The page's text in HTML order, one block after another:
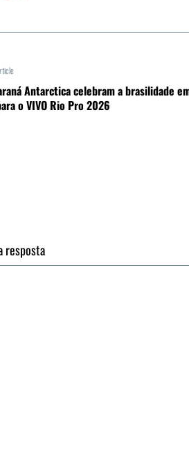
Antarctica celebram a brasilidade
o VIVO Rio Pro 2026
resposta